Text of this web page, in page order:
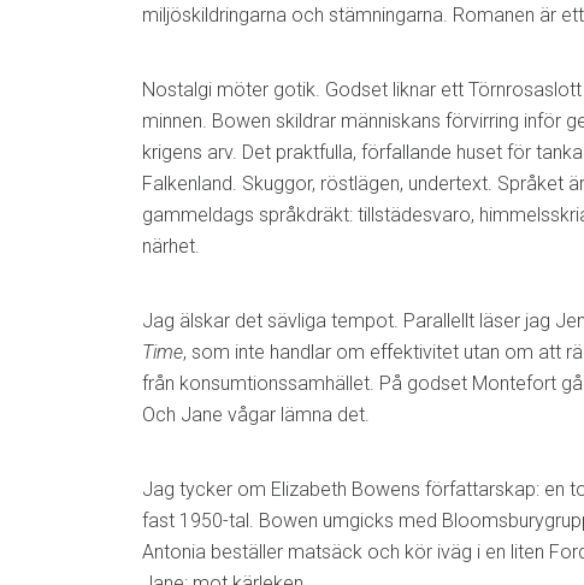
miljöskildringarna och stämningarna. Romanen är ett
Nostalgi möter gotik. Godset liknar ett
minnen. Bowen skildrar människans förvirring inför
krigens arv. Det praktfulla, förfallande huset för
Falkenland. Skuggor, röstlägen, undertext. Språket
gammeldags språkdräkt: tillstädesvaro,
närhet.
Jag älskar det sävliga tempot. Parallellt läser jag
Time, som inte handlar om effektivitet utan om att
från konsumtionssamhället. På godset Montefort
Och Jane vågar lämna det.
Jag tycker om Elizabeth Bowens författarskap: en
fast 1950-tal. Bowen umgicks med
Antonia beställer matsäck och kör iväg i en liten